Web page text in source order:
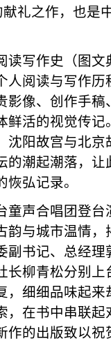
礼之作，也是
读写作史（图文
人阅读与写作
影像、创作手稿
鲜活的视觉传记
沈阳故宫与北
的潮起潮落，
弘记录。
童声合唱团登台
韵与城市温情
副书记、总经
长柳青松分别
，细细品味起
，在书中串联
作的出版致以